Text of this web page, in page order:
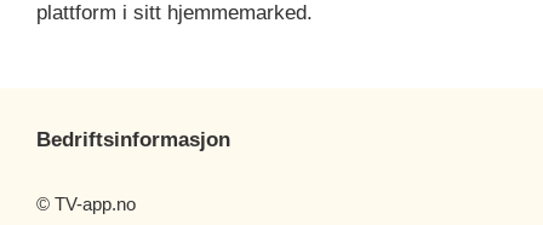
plattform i sitt hjemmemarked.
Bedriftsinformasjon
© TV-app.no